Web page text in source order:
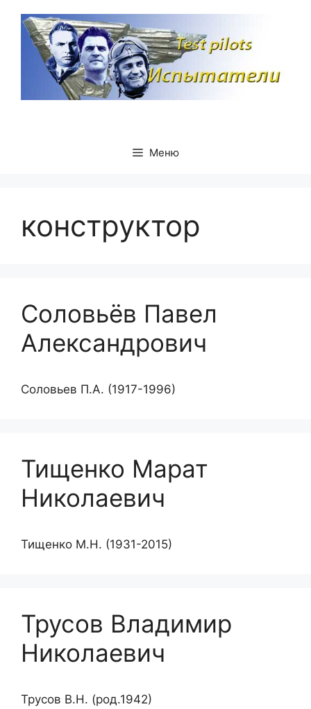
содержимому
Меню
конструктор
Соловьёв Павел
Александрович
Соловьев П.А. (1917-1996)
Тищенко Марат
Николаевич
Тищенко М.Н. (1931-2015)
Трусов Владимир
Николаевич
Трусов В.Н. (род.1942)